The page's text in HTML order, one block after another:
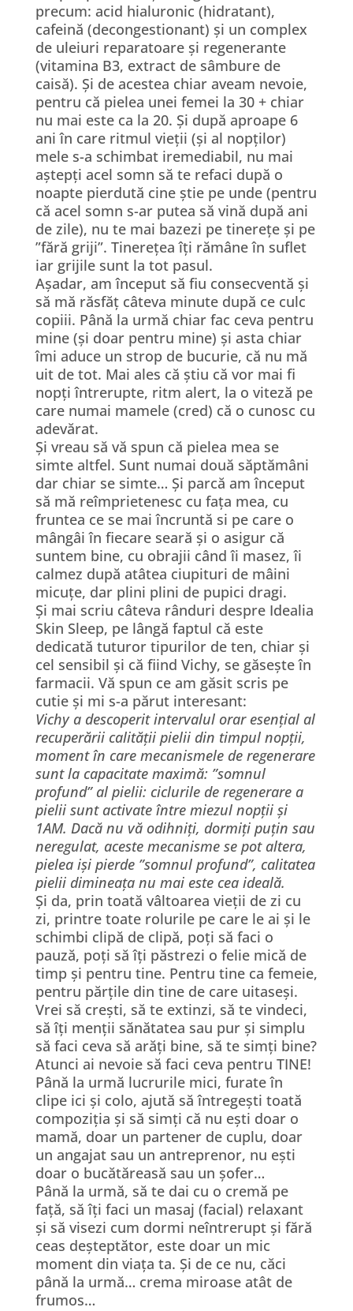
precum: acid hialuronic (hidratant),
cafeină (decongestionant) și un complex
de uleiuri reparatoare și regenerante
(vitamina B3, extract de sâmbure de
caisă). Și de acestea chiar aveam nevoie,
pentru că pielea unei femei la 30 + chiar
nu mai este ca la 20. Și după aproape 6
ani în care ritmul vieții (și al nopților)
mele s-a schimbat iremediabil, nu mai
aștepți acel somn să te refaci după o
noapte pierdută cine știe pe unde (pentru
că acel somn s-ar putea să vină după ani
de zile), nu te mai bazezi pe tinerețe și pe
”fără griji”. Tinerețea îți rămâne în suflet
iar grijile sunt la tot pasul.
Așadar, am început să fiu consecventă și
să mă răsfăț câteva minute după ce culc
copiii. Până la urmă chiar fac ceva pentru
mine (și doar pentru mine) și asta chiar
îmi aduce un strop de bucurie, că nu mă
uit de tot. Mai ales că știu că vor mai fi
nopți întrerupte, ritm alert, la o viteză pe
care numai mamele (cred) că o cunosc cu
adevărat.
Și vreau să vă spun că pielea mea se
simte altfel. Sunt numai două săptămâni
dar chiar se simte… Și parcă am început
să mă reîmprietenesc cu fața mea, cu
fruntea ce se mai încruntă si pe care o
mângâi în fiecare seară și o asigur că
suntem bine, cu obrajii când îi masez, îi
calmez după atâtea ciupituri de mâini
micuțe, dar plini plini de pupici dragi.
Și mai scriu câteva rânduri despre Idealia
Skin Sleep, pe lângă faptul că este
dedicată tuturor tipurilor de ten, chiar și
cel sensibil și că fiind Vichy, se găsește în
farmacii. Vă spun ce am găsit scris pe
cutie și mi s-a părut interesant:
Vichy a descoperit intervalul orar esențial al
recuperării calității pielii din timpul nopții,
moment în care mecanismele de regenerare
sunt la capacitate maximă: ”somnul
profund” al pielii: ciclurile de regenerare a
pielii sunt activate între miezul nopții și
1AM. Dacă nu vă odihniți, dormiți puțin sau
neregulat, aceste mecanisme se pot altera,
pielea iși pierde ”somnul profund”, calitatea
pielii dimineața nu mai este cea ideală.
Și da, prin toată vâltoarea vieții de zi cu
zi, printre toate rolurile pe care le ai și le
schimbi clipă de clipă, poți să faci o
pauză, poți să îți păstrezi o felie mică de
timp și pentru tine. Pentru tine ca femeie,
pentru părțile din tine de care uitaseși.
Vrei să crești, să te extinzi, să te vindeci,
să îți menții sănătatea sau pur și simplu
să faci ceva să arăți bine, să te simți bine?
Atunci ai nevoie să faci ceva pentru TINE!
Până la urmă lucrurile mici, furate în
clipe ici și colo, ajută să întregești toată
compoziția și să simți că nu ești doar o
mamă, doar un partener de cuplu, doar
un angajat sau un antreprenor, nu ești
doar o bucătăreasă sau un șofer…
Până la urmă, să te dai cu o cremă pe
față, să îți faci un masaj (facial) relaxant
și să visezi cum dormi neîntrerupt și fără
ceas deșteptător, este doar un mic
moment din viața ta. Și de ce nu, căci
până la urmă… crema miroase atât de
frumos…